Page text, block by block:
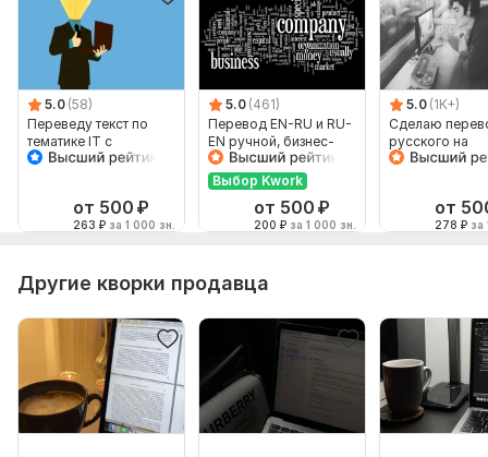
5.0 (58)
Переведу текст по
тематике IT с
английского на
от 500 ₽
263 ₽ за 1 000 зн.
5.0 (461)
Перевод EN-RU и RU-
EN ручной, бизнес-
английский
Выбор Kwork
от 500 ₽
200 ₽ за 1 000 зн.
5.0 (1K+)
Сделаю
русского на
английский и
от
278 ₽ за
Другие кворки продавца